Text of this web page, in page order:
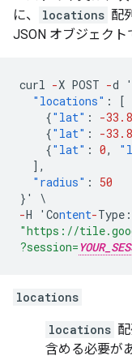
に、
locations 配
JSON オブジェクト
curl -X POST -d '
"locations" :
[
{"lat" : -
{"lat" : -
{"lat" : 0,
],
"radius" :
50
} '
\
-H 'Content-Type :
"https://
?session=
locations
locations
含める必要が